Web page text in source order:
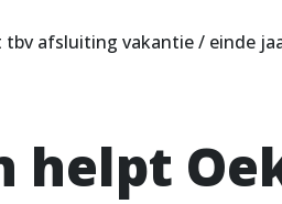
afsluiting vakantie / einde
helpt